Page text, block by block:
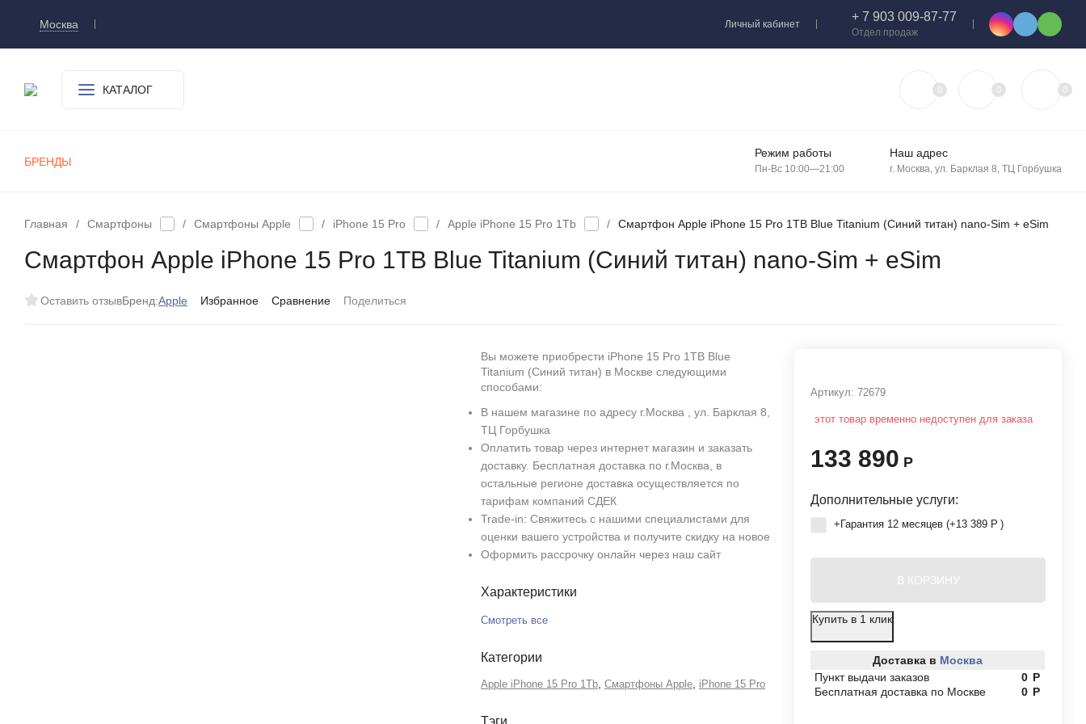
Москва Личный кабинет
+ 7 903 009-87-77
Отдел продаж
КАТАЛОГ 0 0 0
БРЕНДЫ
Режим работы
Пн-Вс 10:00—21:00
Наш адрес
г. Москва, ул. Барклая 8, ТЦ Горбушка
Главная / Смартфоны / Смартфоны Apple / iPhone 15 Pro / Apple iPhone 15 Pro 1Tb / Смартфон Apple iPhone 15 Pro 1TB Blue Titanium (Синий титан) nano-Sim + eSim
Смартфон Apple iPhone 15 Pro 1TB Blue Titanium (Синий титан) nano-Sim + eSim
Оставить отзывБренд:Apple Избранное Сравнение Поделиться
Вы можете приобрести iPhone 15 Pro 1TB Blue
Titanium (Синий титан) в Москве следующими
способами:
В нашем магазине по адресу г.Москва , ул. Барклая 8,
ТЦ Горбушка
Оплатить товар через интернет магазин и заказать
доставку. Бесплатная доставка по г.Москва, в
остальные регионе доставка осуществляется по
тарифам компаний СДЕК
Trade-in: Свяжитесь с нашими специалистами для
оценки вашего устройства и получите скидку на новое
Оформить рассрочку онлайн через наш сайт
Характеристики
Смотреть все
Категории
Apple iPhone 15 Pro 1Tb, Смартфоны Apple, iPhone 15 Pro
Тэги
Артикул:72679
этот товар временно недоступен для заказа
133 890 Р
Дополнительные услуги:
+Гарантия 12 месяцев (+13 389 Р )
В КОРЗИНУ
Купить в 1 клик
Доставка в Москва
Пункт выдачи заказов
0 Р
Бесплатная доставка по Москве
0 Р